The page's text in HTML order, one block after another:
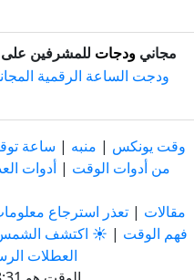
مجاني ودجات للمشرفين على
ودجت الساعة الرقمية
وقت يونكس | منبه | ساعة
من أدوات الوقت | أدوات
مقالات | تعذر استرجاع
فهم الوقت | ☀️ اكتشف
العطلات